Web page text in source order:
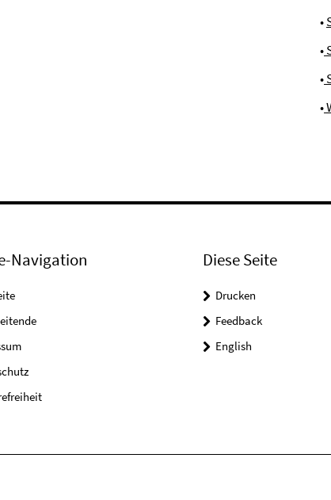
•
•
•
•
Navigation Diese Seite
Drucken
Feedback
English